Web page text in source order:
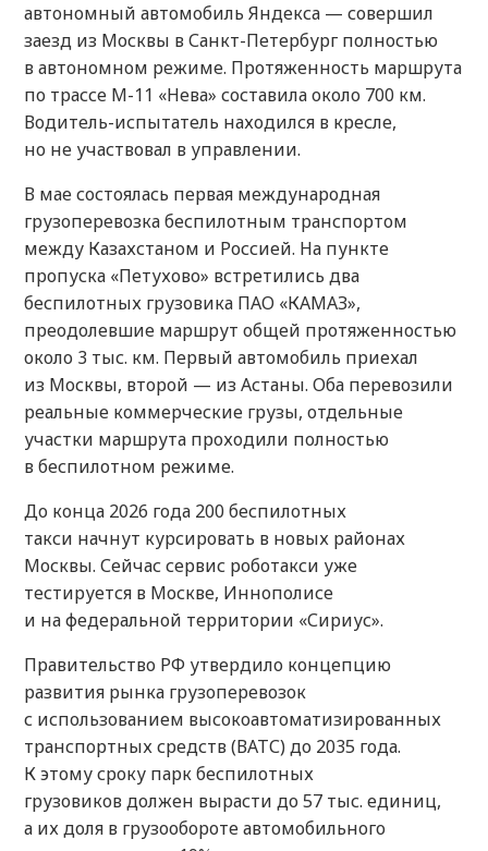
автономный автомобиль Яндекса — совершил
заезд из Москвы в Санкт-Петербург полностью
в автономном режиме. Протяженность маршрута
по трассе М-11 «Нева» составила около 700 км.
Водитель-испытатель находился в кресле,
но не участвовал в управлении.
В мае состоялась первая международная
грузоперевозка беспилотным транспортом
между Казахстаном и Россией. На пункте
пропуска «Петухово» встретились два
беспилотных грузовика ПАО «КАМАЗ»,
преодолевшие маршрут общей протяженностью
около 3 тыс. км. Первый автомобиль приехал
из Москвы, второй — из Астаны. Оба перевозили
реальные коммерческие грузы, отдельные
участки маршрута проходили полностью
в беспилотном режиме.
До конца 2026 года 200 беспилотных
такси начнут курсировать в новых районах
Москвы. Сейчас сервис роботакси уже
тестируется в Москве, Иннополисе
и на федеральной территории «Сириус».
Правительство РФ утвердило концепцию
развития рынка грузоперевозок
с использованием высокоавтоматизированных
транспортных средств (ВАТС) до 2035 года.
К этому сроку парк беспилотных
грузовиков должен вырасти до 57 тыс. единиц,
а их доля в грузообороте автомобильного